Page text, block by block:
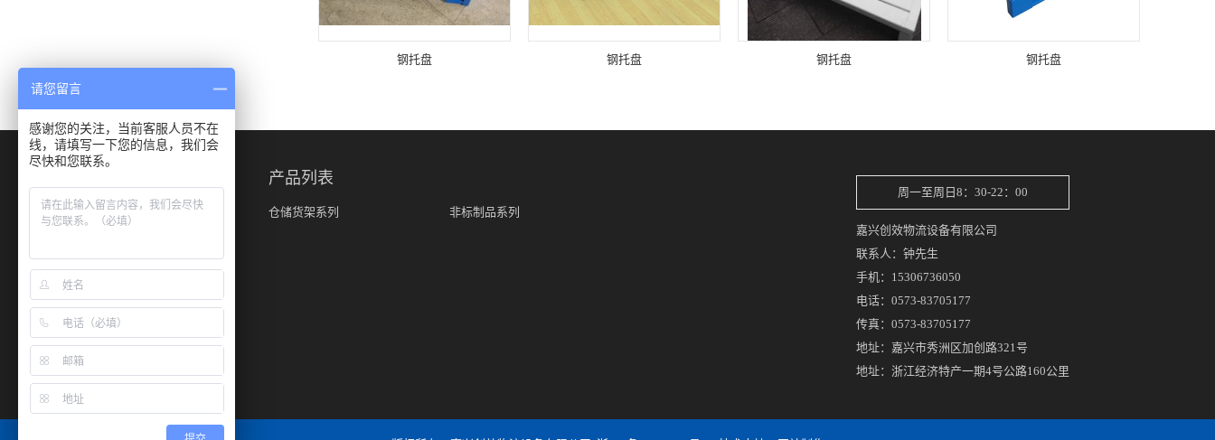
钢托盘 钢托盘 钢托盘 钢托盘
产品列表
仓储货架系列 非标制品系列
周一至周日8：30-22：00
嘉兴创效物流设备有限公司
联系人：钟先生
手机：15306736050
电话：0573-83705177
传真：0573-83705177
地址：嘉兴市秀洲区加创路321号
地址：浙江经济特产一期4号公路160公里
请您留言
感谢您的关注，当前客服人员不在
线，请填写一下您的信息，我们会
尽快和您联系。